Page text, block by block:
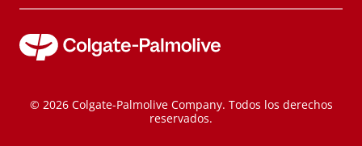
© 2026 Colgate-Palmolive Company. Todos los derechos
reservados.